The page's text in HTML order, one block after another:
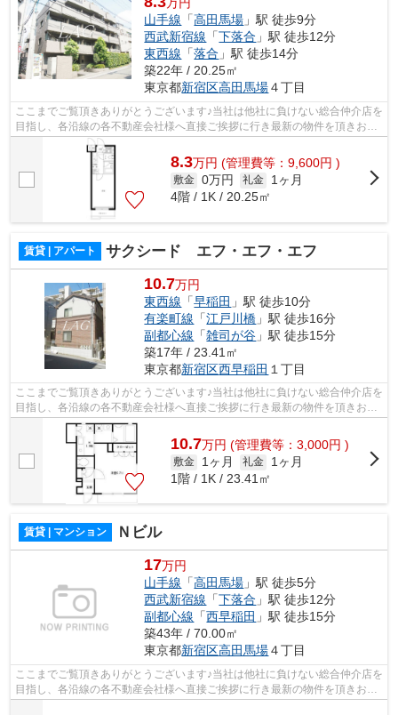
山手線 「高田馬場 」駅 徒歩9分
西武新宿線 「下落合 」駅 徒歩12分
東西線 「落合 」駅 徒歩14分
築22年 / 20.25㎡
東京都新宿区高田馬場４丁目
ここまでご覧頂きありがとうございます♪当社は他社に負けない総合仲介店を
目指し、各沿線の各不動産会社様へ直接ご挨拶に行き最新の物件を頂きお客
様へ提供しております！最新の情報は...
8.3万円 (管理費等：9,600円 )
敷金 0万円 礼金
1ヶ月
4階 / 1K / 20.25㎡
賃貸 | アパート サクシード エフ・エフ・エフ
10.7万円
東西線 「早稲田 」駅 徒歩10分
有楽町線 「江戸川橋 」駅 徒歩16分
副都心線 「雑司が谷 」駅 徒歩15分
築17年 / 23.41㎡
東京都新宿区西早稲田 １丁目
ここまでご覧頂きありがとうございます♪当社は他社に負けない総合仲介店を
目指し、各沿線の各不動産会社様へ直接ご挨拶に行き最新の物件を頂きお客
様へ提供しております！最新の情報は...
10.7万円 (管理費等：3,000円 )
敷金 1ヶ月 礼金
1ヶ月
1階 / 1K / 23.41㎡
賃貸 | マンション Ｎビル
17万円
山手線 「高田馬場 」駅 徒歩5分
西武新宿線 「下落合 」駅 徒歩12分
副都心線 「西早稲田 」駅 徒歩15分
築43年 / 70.00㎡
東京都新宿区高田馬場４丁目
ここまでご覧頂きありがとうございます♪当社は他社に負けない総合仲介店を
目指し、各沿線の各不動産会社様へ直接ご挨拶に行き最新の物件を頂きお客